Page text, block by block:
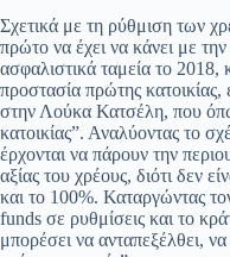
Σχετικά με τη ρύθμιση των
πρώτο να έχει να κάνει με
ασφαλιστικά ταμεία το 2018,
προστασία πρώτης
στην Λούκα Κατσέλη, που
κατοικίας”. Αναλύοντας το
έρχονται να πάρουν την
αξίας του χρέους, διότι δεν
και το 100%. Καταργώντας
funds σε ρυθμίσεις και το
μπορέσει να ανταπεξέλθει,